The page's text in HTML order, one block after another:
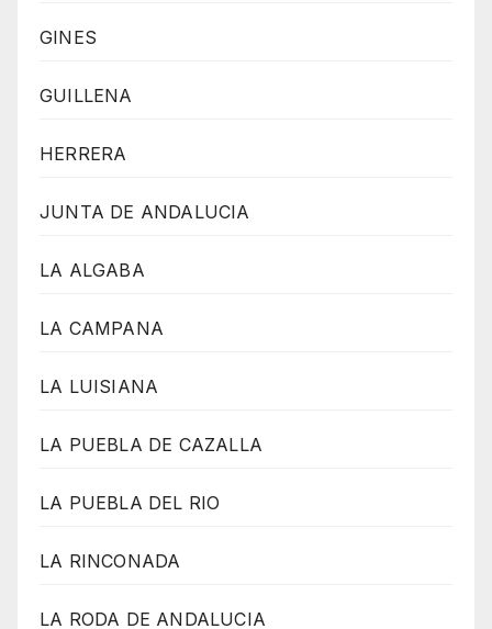
GINES
GUILLENA
HERRERA
JUNTA DE ANDALUCIA
LA ALGABA
LA CAMPANA
LA LUISIANA
LA PUEBLA DE CAZALLA
LA PUEBLA DEL RIO
LA RINCONADA
LA RODA DE ANDALUCIA